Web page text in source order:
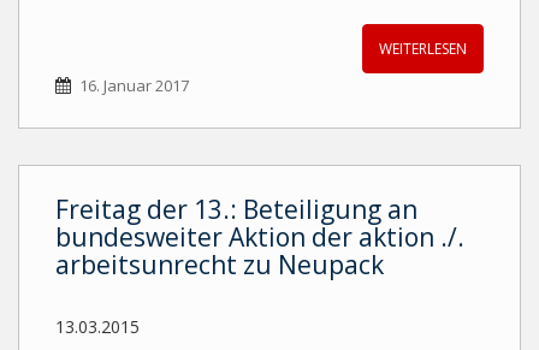
WEITERLESEN
16. Januar 2017
Freitag der 13.: Beteiligung an
bundesweiter Aktion der aktion ./.
arbeitsunrecht zu Neupack
13.03.2015